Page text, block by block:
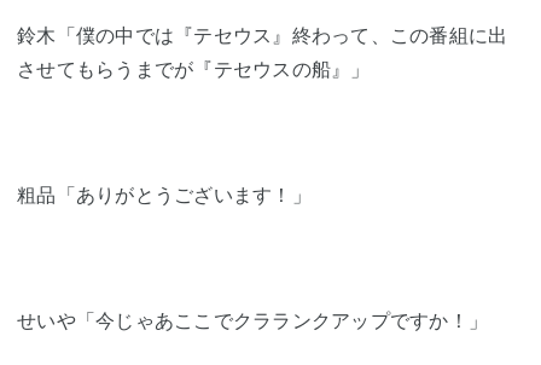
鈴木「僕の中では『テセウス』終わって、この番組に出
させてもらうまでが『テセウスの船』」
粗品「ありがとうございます！」
せいや「今じゃあここでクラランクアップですか！」